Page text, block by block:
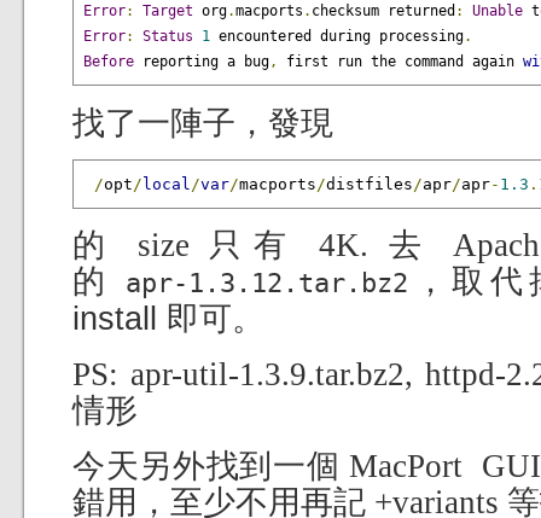
Error: Target org.macports . checksum returned :
Unable
Error: Status 1 encountered during processing.
Before reporting a bug , first run the command again
找了一陣子，發現
/opt/ local/var/macports/distfiles/apr/apr- 1.3 .
的 size 只有 4K. 去
的
apr-1.3.12.tar.bz2
，取
install 即可。
PS: apr-util-1.3.9.tar.bz2, httpd-
情形
今天另外找到一個 MacPort
錯用，至少不用再記 +variants